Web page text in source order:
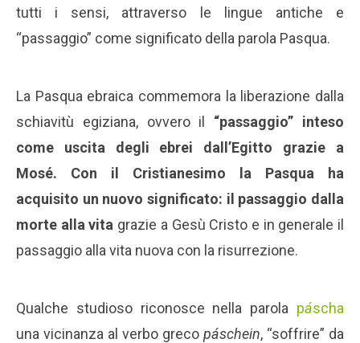
tutti i sensi, attraverso le lingue antiche e
“passaggio” come significato della parola Pasqua.
La Pasqua ebraica commemora la liberazione dalla
schiavitù egiziana, ovvero il “passaggio” inteso
come uscita degli ebrei dall’Egitto grazie a
Mosé. Con il Cristianesimo la Pasqua ha
acquisito un nuovo significato: il passaggio dalla
morte alla vita grazie a Gesù Cristo e in generale il
passaggio alla vita nuova con la risurrezione.
Qualche studioso riconosce nella parola páscha
una vicinanza al verbo greco páschein, “soffrire” da